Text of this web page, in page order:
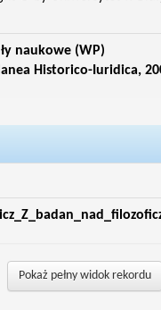
naukowe (WP)
Historico-Iuridica,
Pokaż pełny widok rekordu